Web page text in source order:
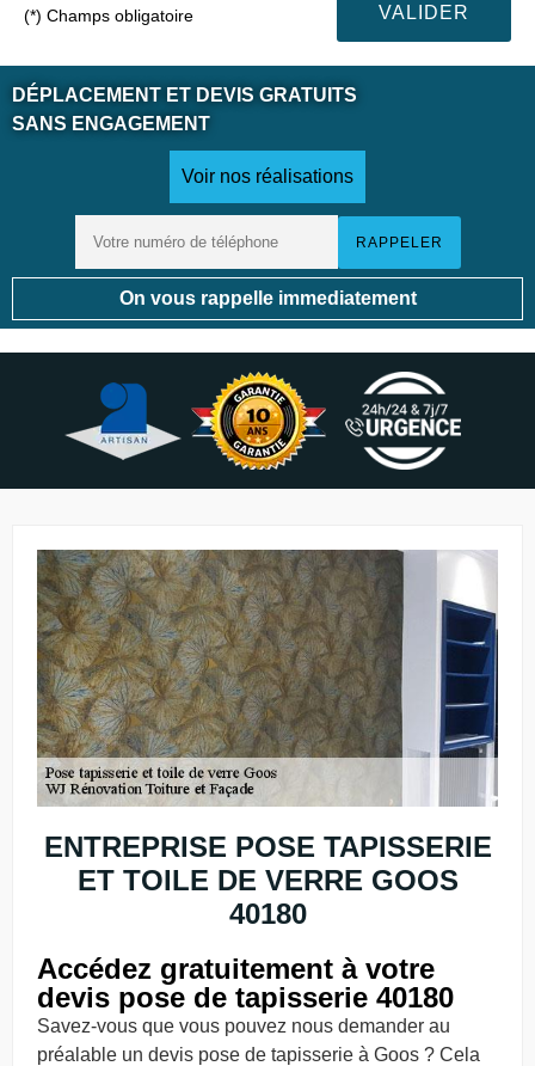
(*) Champs obligatoire
DÉPLACEMENT ET DEVIS GRATUITS
SANS ENGAGEMENT
Voir nos réalisations
On vous rappelle immediatement
ENTREPRISE POSE TAPISSERIE
ET TOILE DE VERRE GOOS
40180
Accédez gratuitement à votre
devis pose de tapisserie 40180
Savez-vous que vous pouvez nous demander au
préalable un devis pose de tapisserie à Goos ? Cela